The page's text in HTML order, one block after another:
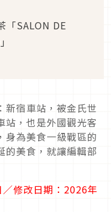
「SALON DE
新宿車站，被金氏世
站，也是外國觀光客
身為美食一級戰區的
的美食，就讓編輯部
修改日期：2026年